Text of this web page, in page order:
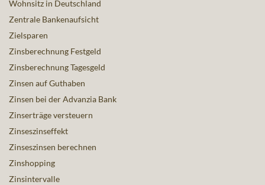
Wohnsitz in Deutschland
Zentrale Bankenaufsicht
Zielsparen
Zinsberechnung Festgeld
Zinsberechnung Tagesgeld
Zinsen auf Guthaben
Zinsen bei der Advanzia Bank
Zinserträge versteuern
Zinseszinseffekt
Zinseszinsen berechnen
Zinshopping
Zinsintervalle